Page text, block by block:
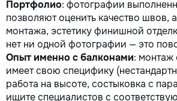
Портфолио: фотографии
позволяют оценить качество швов,
монтажа, эстетику финишной
нет ни одной фотографии — это
Опыт именно с балконами: монтаж
имеет свою специфику
работа на высоте, состыковка с
ищите специалистов с